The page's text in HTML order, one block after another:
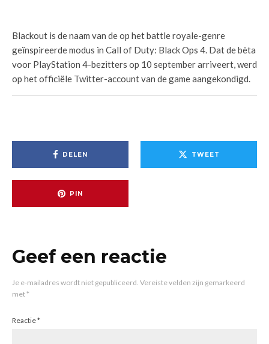
Blackout is de naam van de op het battle royale-genre
geïnspireerde modus in Call of Duty: Black Ops 4. Dat de bèta
voor PlayStation 4-bezitters op 10 september arriveert, werd
op het officiële Twitter-account van de game aangekondigd.
DELEN TWEET
PIN
Geef een reactie
Je e-mailadres wordt niet gepubliceerd. Vereiste velden zijn gemarkeerd
met*
Reactie*